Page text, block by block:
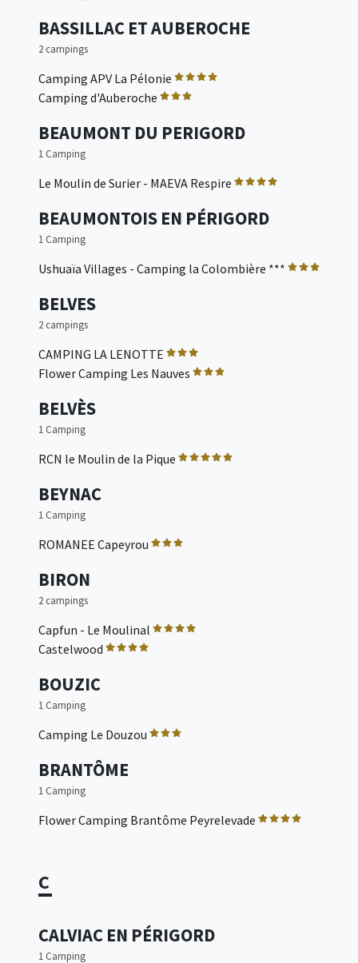
BASSILLAC ET AUBEROCHE
2 campings
Camping APV La Pélonie
Camping d'Auberoche
BEAUMONT DU PERIGORD
1 Camping
Le Moulin de Surier - MAEVA Respire
BEAUMONTOIS EN PÉRIGORD
1 Camping
Ushuaïa Villages - Camping la Colombière ***
BELVES
2 campings
CAMPING LA LENOTTE
Flower Camping Les Nauves
BELVÈS
1 Camping
RCN le Moulin de la Pique
BEYNAC
1 Camping
ROMANEE Capeyrou
BIRON
2 campings
Capfun - Le Moulinal
Castelwood
BOUZIC
1 Camping
Camping Le Douzou
BRANTÔME
1 Camping
Flower Camping Brantôme Peyrelevade
C
CALVIAC EN PÉRIGORD
1 Camping